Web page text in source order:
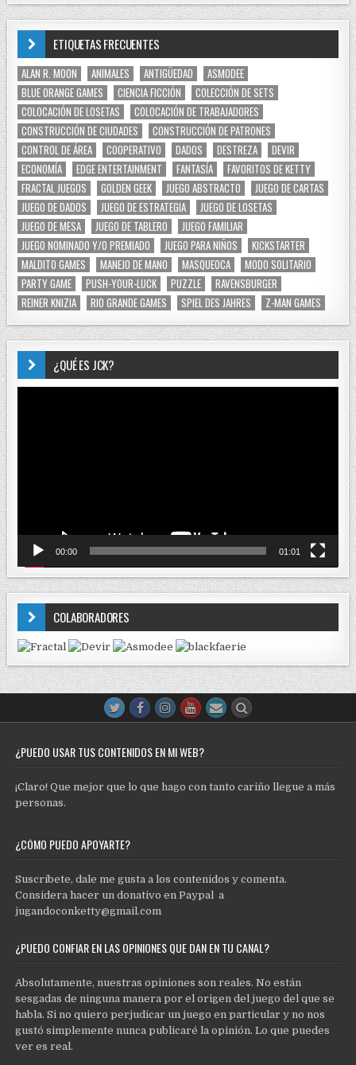
ETIQUETAS FRECUENTES
ALAN R. MOON ANIMALES ANTIGÜEDAD
ASMODEE
BLUE ORANGE GAMES
CIENCIA FICCIÓN
COLECCIÓN DE SETS
COLOCACIÓN DE LOSETAS
COLOCACIÓN DE TRABAJADORES
CONSTRUCCIÓN DE CIUDADES
CONSTRUCCIÓN DE PATRONES
CONTROL DE ÁREA
COOPERATIVO DADOS DESTREZA
DEVIR
ECONOMÍA
EDGE ENTERTAINMENT FANTASÍA
FAVORITOS DE KETTY
FRACTAL JUEGOS
GOLDEN GEEK JUEGO ABSTRACTO
JUEGO DE CARTAS
JUEGO DE DADOS
JUEGO DE ESTRATEGIA
JUEGO DE LOSETAS
JUEGO DE MESA
JUEGO DE TABLERO
JUEGO FAMILIAR
JUEGO NOMINADO Y/O PREMIADO
JUEGO PARA NIÑOS
KICKSTARTER
MALDITO GAMES
MANEJO DE MANO MASQUEOCA
MODO SOLITARIO
PARTY GAME
PUSH-YOUR-LUCK PUZZLE
RAVENSBURGER
REINER KNIZIA
RIO GRANDE GAMES SPIEL DES JAHRES Z-MAN GAMES
¿QUÉ ES JCK?
00:00 01:01
COLABORADORES
¿PUEDO USAR TUS CONTENIDOS EN MI WEB?
¡Claro! Que mejor que lo que hago con tanto cariño llegue a más
personas.
¿CÓMO PUEDO APOYARTE?
Suscríbete, dale me gusta a los contenidos y comenta.
Considera hacer un donativo en Paypal a
jugandoconketty@gmail.com
¿PUEDO CONFIAR EN LAS OPINIONES QUE DAN EN TU CANAL?
Absolutamente, nuestras opiniones son reales. No están
sesgadas de ninguna manera por el origen del juego del que se
habla. Si no quiero perjudicar un juego en particular y no nos
gustó simplemente nunca publicaré la opinión. Lo que puedes
ver es real.